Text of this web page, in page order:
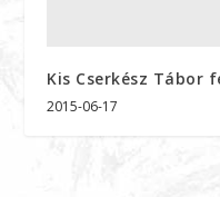
Kis Cserkész Tábor
2015-06-17